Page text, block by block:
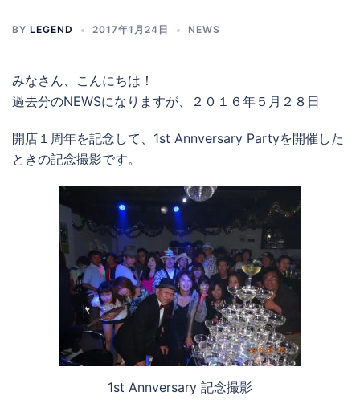
BY LEGEND 2017年1月24日 NEWS
みなさん、こんにちは！
過去分のNEWSになりますが、２０１６年５月２８日
開店１周年を記念して、1st Annversary Partyを開催した
ときの記念撮影です。
1st Annversary 記念撮影